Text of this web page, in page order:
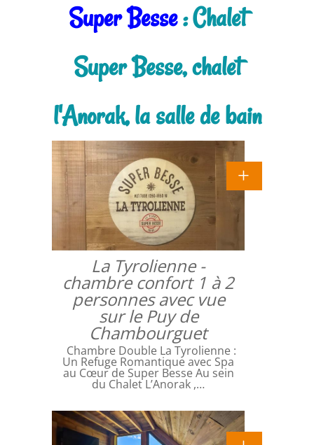
Super Besse: Chalet
Super Besse, chalet
l'Anorak, la salle de bain
La Tyrolienne -
chambre confort 1 à 2
personnes avec vue
sur le Puy de
Chambourguet
Chambre Double La Tyrolienne :
Un Refuge Romantique avec Spa
au Cœur de Super Besse Au sein
du Chalet L’Anorak ,…